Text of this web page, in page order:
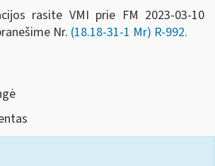
rasite VMI prie FM 2023-03-10
Nr. (18.18-31-1 Mr) R-992.